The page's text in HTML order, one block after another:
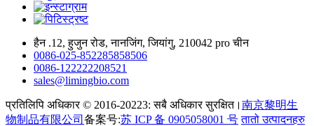
हैन .12, हुजुन रोड, नानजिंग, जियांगु, 210042 pro चीन
0086-025-852285858506
0086-122222208521
sales@limingbio.com
प्रतिलिपि अधिकार © 2016-20223: सबै अधिकार सुरक्षित। 南京黎明生
物制品有限公司 备案号:苏 ICP 备 0905058001 号 तातो उत्पादनहरु